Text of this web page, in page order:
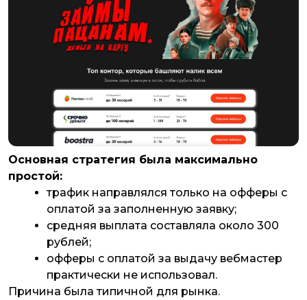
Основная стратегия была максимально
простой:
трафик направлялся только на офферы с
оплатой за заполненную заявку;
средняя выплата составляла около 300
рублей;
офферы с оплатой за выдачу вебмастер
практически не использовал.
Причина была типичной для рынка.